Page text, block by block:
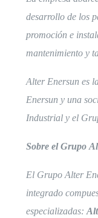
desarrollo de los
promoción e
mantenimiento y
Alter Enersun es
Enersun y una
Industrial y el
Sobre el Grupo
El Grupo Alter
integrado
especializadas: